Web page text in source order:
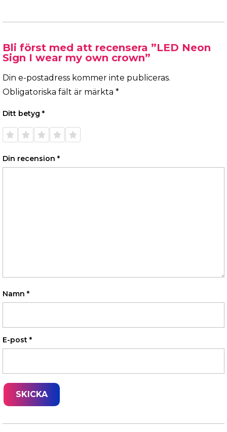
Bli först med att recensera ”LED Neon
Sign I wear my own crown”
Din e-postadress kommer inte publiceras.
Obligatoriska fält är märkta *
Ditt betyg *
1 av 5
stjärnor
2 av 5
stjärnor
3 av 5
stjärnor
4 av 5
stjärnor
5 av 5
stjärnor
Din recension *
Namn *
E-post *